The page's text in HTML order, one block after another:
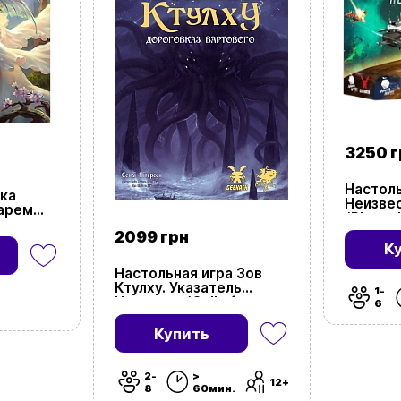
2099 грн
Настольная игра Зов
Ктулху. Указатель
Часового (Call of
Cthulhu Keeper
Rulebook)
Купить
2-
8
>
60мин.
12+
3250
(Planet
1-
6